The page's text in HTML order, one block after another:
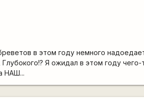
в этом году немного
Я ожидал в этом году чего-
НАШ...